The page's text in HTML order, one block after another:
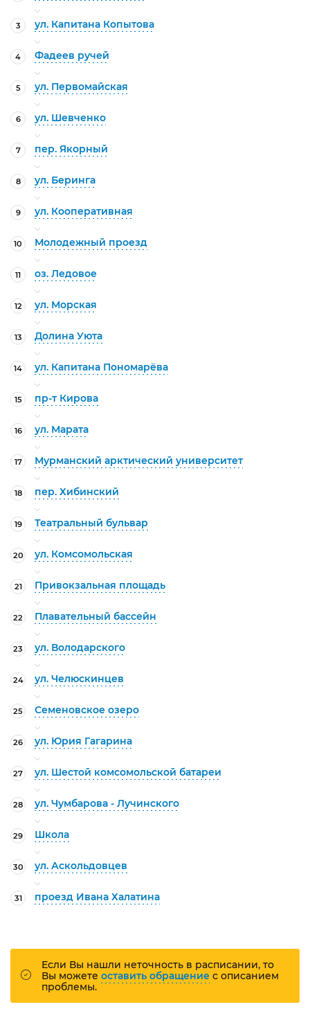
3 ул. Капитана Копытова
4 Фадеев ручей
5 ул. Первомайская
6 ул. Шевченко
7 пер. Якорный
8 ул. Беринга
9 ул. Кооперативная
10 Молодежный проезд
11 оз. Ледовое
12 ул. Морская
13 Долина Уюта
14 ул. Капитана Пономарёва
15 пр-т Кирова
16 ул. Марата
17 Мурманский арктический университет
18 пер. Хибинский
19 Театральный бульвар
20 ул. Комсомольская
21 Привокзальная площадь
22 Плавательный бассейн
23 ул. Володарского
24 ул. Челюскинцев
25 Семеновское озеро
26 ул. Юрия Гагарина
27 ул. Шестой комсомольской батареи
28 ул. Чумбарова - Лучинского
29 Школа
30 ул. Аскольдовцев
31 проезд Ивана Халатина
Если Вы нашли неточность в расписании, то
Вы можете оставить обращение с описанием
проблемы.